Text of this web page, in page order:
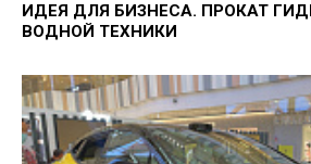
ИДЕЯ ДЛЯ БИЗНЕСА. ПРОКАТ
ВОДНОЙ ТЕХНИКИ